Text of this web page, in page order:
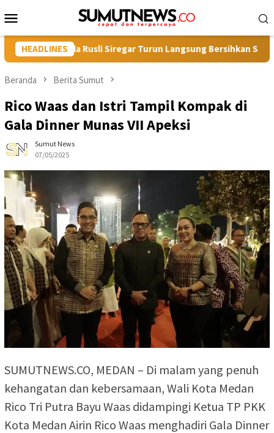
ke
kontenMobile
HEADLINES
Syahbela Rusli Siregar Turun Langsung Bersihkan Sampah
Beranda Berita Sumut
Rico Waas dan Istri Tampil Kompak di
Gala Dinner Munas VII Apeksi
Sumut News
07/05/2025
SUMUTNEWS.CO, MEDAN – Di malam yang penuh
kehangatan dan kebersamaan, Wali Kota Medan
Rico Tri Putra Bayu Waas didampingi Ketua TP PKK
Kota Medan Airin Rico Waas menghadiri Gala Dinner